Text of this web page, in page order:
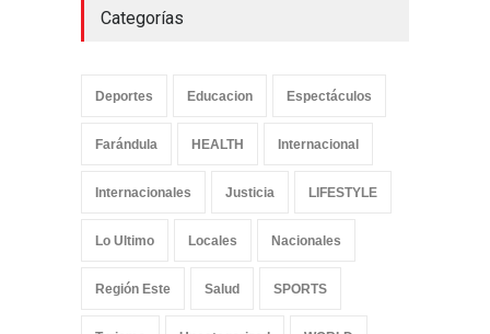
Categorías
Deportes Educacion Espectáculos
Farándula HEALTH Internacional
Internacionales Justicia LIFESTYLE
Lo Ultimo Locales Nacionales
Región Este Salud SPORTS